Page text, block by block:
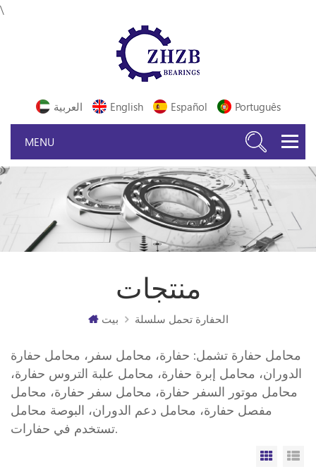
\
العربية English Español Português
منتجات
بيت الحفارة تحمل سلسلة
محامل حفارة تشمل: حفارة، محامل سفر، محامل حفارة
الدوران، محامل إبرة حفارة، محامل علبة التروس حفارة،
محامل موتور السفر حفارة، محامل سفر حفارة، محامل
مفصل حفارة، محامل دعم الدوران، البوصة محامل
تستخدم في حفارات.